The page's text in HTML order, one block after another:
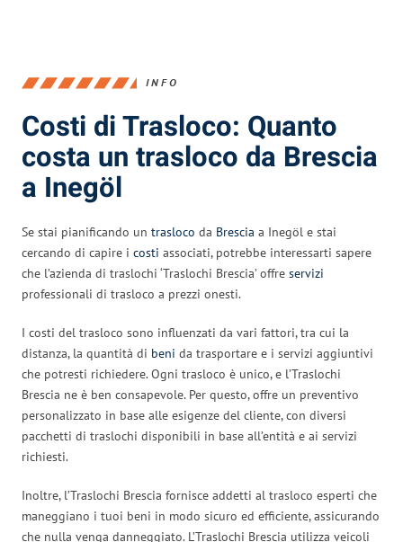
INFO
Costi di Trasloco: Quanto
costa un trasloco da Brescia
a Inegöl
Se stai pianificando un trasloco da Brescia a Inegöl e stai
cercando di capire i costi associati, potrebbe interessarti sapere
che l’azienda di traslochi ‘Traslochi Brescia’ offre servizi
professionali di trasloco a prezzi onesti.
I costi del trasloco sono influenzati da vari fattori, tra cui la
distanza, la quantità di beni da trasportare e i servizi aggiuntivi
che potresti richiedere. Ogni trasloco è unico, e l’Traslochi
Brescia ne è ben consapevole. Per questo, offre un preventivo
personalizzato in base alle esigenze del cliente, con diversi
pacchetti di traslochi disponibili in base all’entità e ai servizi
richiesti.
Inoltre, l’Traslochi Brescia fornisce addetti al trasloco esperti che
maneggiano i tuoi beni in modo sicuro ed efficiente, assicurando
che nulla venga danneggiato. L’Traslochi Brescia utilizza veicoli